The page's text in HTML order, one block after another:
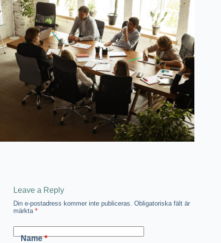
Leave a Reply
Din e-postadress kommer inte publiceras. Obligatoriska fält är
märkta *
Name*